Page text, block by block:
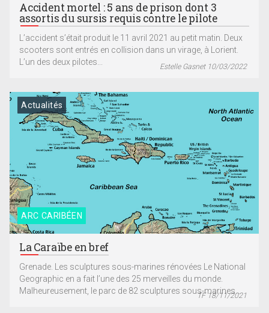
Accident mortel : 5 ans de prison dont 3
assortis du sursis requis contre le pilote
L’accident s’était produit le 11 avril 2021 au petit matin. Deux
scooters sont entrés en collision dans un virage, à Lorient.
L’un des deux pilotes...
Estelle Gasnet 10/03/2022
ARC CARIBÉEN
Actualités
La Caraïbe en bref
Grenade. Les sculptures sous-marines rénovées Le National
Geographic en a fait l’une des 25 merveilles du monde.
Malheureusement, le parc de 82 sculptures sous-marines...
TF 18/11/2021